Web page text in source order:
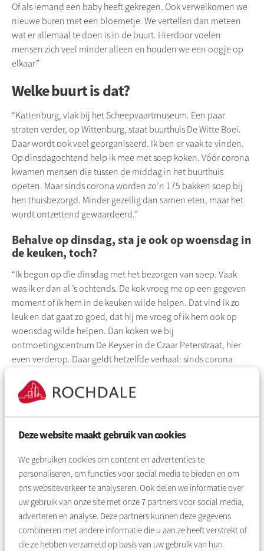
Deze website maakt gebruik van cookies
We gebruiken cookies om content en advertenties te
personaliseren, om functies voor social media te bieden en om
ons websiteverkeer te analyseren. Ook delen we informatie over
uw gebruik van onze site met onze7 partners voor social media,
adverteren en analyse. Deze partners kunnen deze gegevens
combineren met andere informatie die u aan ze heeft verstrekt of
die ze hebben verzameld op basis van uw gebruik van hun
Of als iemand een baby heeft gekregen. Ook verwelkomen we
nieuwe buren met een bloemetje. We vertellen dan meteen
wat er allemaal te doen is in de buurt. Hierdoor voelen
mensen zich veel minder alleen en houden we een oogje op
elkaar”
Welke buurt is dat?
“Kattenburg, vlak bij het Scheepvaartmuseum. Een paar
straten verder, op Wittenburg, staat buurthuis De Witte Boei.
Daar wordt ook veel georganiseerd. Ik ben er vaak te vinden.
Op dinsdagochtend help ik mee met soep koken. Vóór corona
kwamen mensen die tussen de middag in het buurthuis
opeten. Maar sinds corona worden zo’n 175 bakken soep bij
hen thuisbezorgd. Minder gezellig dan samen eten, maar het
wordt ontzettend gewaardeerd.”
Behalve op dinsdag, sta je ook op woensdag in
de keuken, toch?
“Ik begon op die dinsdag met het bezorgen van soep. Vaak
was ik er dan al ’s ochtends. De kok vroeg me op een gegeven
moment of ik hem in de keuken wilde helpen. Dat vind ik zo
leuk en dat gaat zo goed, dat hij me vroeg of ik hem ook op
woensdag wilde helpen. Dan koken we bij
ontmoetingscentrum De Keyser in de Czaar Peterstraat, hier
even verderop. Daar geldt hetzelfde verhaal: sinds corona
En dan ben je op vrijdag ook nog
gastvrouw en sta je op zaterdag in de
Oosterkerk?
“De hele dag thuis zie ik niet zitten. En ik vind het ook gewoon
leuk om onder de mensen te zijn. Op vrijdag ben ik in De Witte
Boei gastvrouw bij Koffie & Taart. En op zaterdag sta ik vaak in
de Oosterkerk. Dat begon met het verzamelen van
handtekeningen om de kerk te behouden. Sinds een paar
maanden kooktMaisa, een Syrische buurvrouw, er eten. Je
kunt het van tevoren bestellen en in de kerk ophalen.”